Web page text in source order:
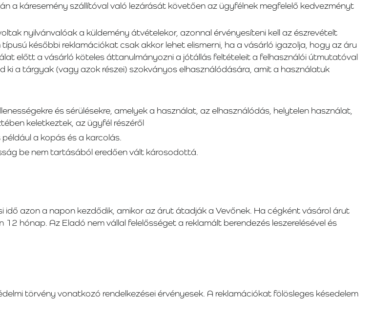
a káresemény szállítóval való lezárását követően az ügyfélnek megfelelő kedvezményt
nyilvánvalóak a küldemény átvételekor, azonnal érvényesíteni kell az észrevételt
későbbi reklamációkat csak akkor lehet elismerni, ha a vásárló igazolja, hogy az áru
előtt a vásárló köteles áttanulmányozni a jótállás feltételeit a felhasználói útmutatóval
a tárgyak (vagy azok részei) szokványos elhasználódására, amit a használatuk
és sérülésekre, amelyek a használat, az elhasználódás, helytelen használat,
keletkeztek, az ügyfél részéről
a kopás és a karcolás.
be nem tartásából eredően vált károsodottá.
azon a napon kezdődik, amikor az árut átadják a Vevőnek. Ha cégként vásárol árut
hónap. Az Eladó nem vállal felelősséget a reklamált berendezés leszerelésével és
törvény vonatkozó rendelkezései érvényesek. A reklamációkat fölösleges késedelem